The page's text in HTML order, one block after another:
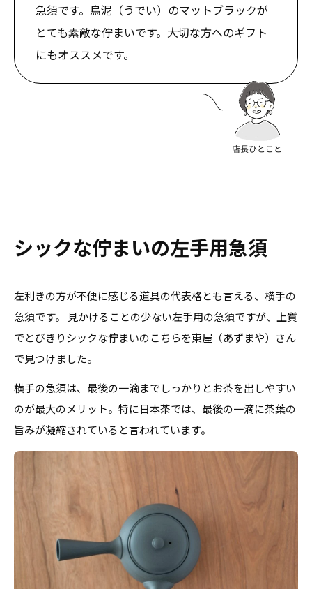
急須です。烏泥（うでい）のマットブラックが
とても素敵な佇まいです。大切な方へのギフト
にもオススメです。
シックな佇まいの左手用急須
左利きの方が不便に感じる道具の代表格とも言える、横手の
急須です。 見かけることの少ない左手用の急須ですが、上質
でとびきりシックな佇まいのこちらを東屋（あずまや）さん
で見つけました。
横手の急須は、最後の一滴までしっかりとお茶を出しやすい
のが最大のメリット。特に日本茶では、最後の一滴に茶葉の
旨みが凝縮されていると言われています。